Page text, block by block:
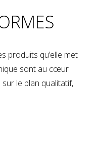
produits qu’elle met
sont au cœur
le plan qualitatif,